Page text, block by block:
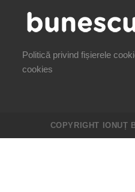
Politică privind fișierele
cookies
COPYRIGHT IONUȚ